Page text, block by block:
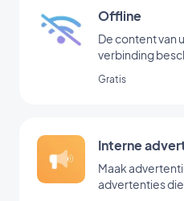
Offline
De content van
verbinding
Gratis
Interne
Maak
advertenties